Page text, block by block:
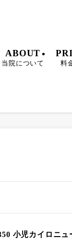
ABOUT
当院について 料
小児カイロニュ